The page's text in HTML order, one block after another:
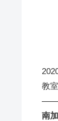
教
——
南